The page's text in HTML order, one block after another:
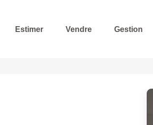
Estimer Vendre Gestion